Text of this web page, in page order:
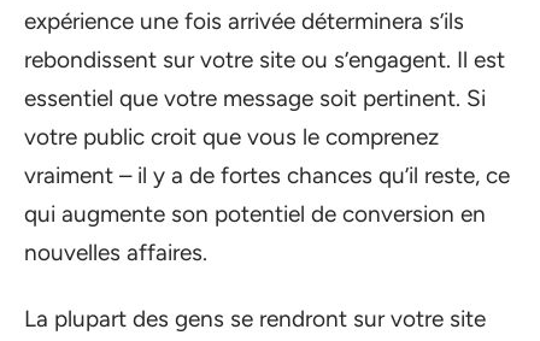
expérience une fois arrivée déterminera s’ils
rebondissent sur votre site ou s’engagent. Il est
essentiel que votre message soit pertinent. Si
votre public croit que vous le comprenez
vraiment – il y a de fortes chances qu’il reste, ce
qui augmente son potentiel de conversion en
nouvelles affaires.
La plupart des gens se rendront sur votre site